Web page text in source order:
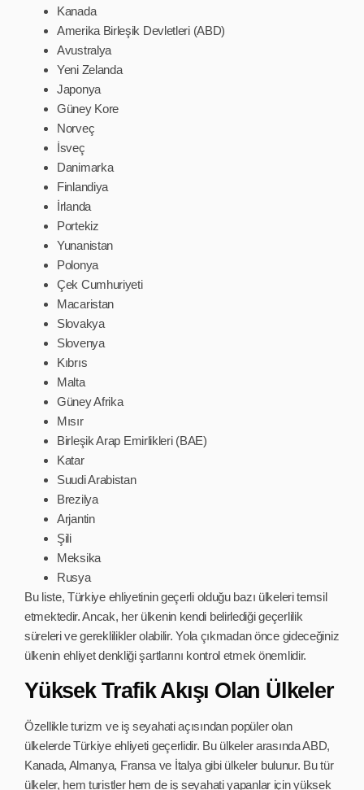
Kanada
Amerika Birleşik Devletleri (ABD)
Avustralya
Yeni Zelanda
Japonya
Güney Kore
Norveç
İsveç
Danimarka
Finlandiya
İrlanda
Portekiz
Yunanistan
Polonya
Çek Cumhuriyeti
Macaristan
Slovakya
Slovenya
Kıbrıs
Malta
Güney Afrika
Mısır
Birleşik Arap Emirlikleri (BAE)
Katar
Suudi Arabistan
Brezilya
Arjantin
Şili
Meksika
Rusya
Bu liste, Türkiye ehliyetinin geçerli olduğu bazı ülkeleri temsil
etmektedir. Ancak, her ülkenin kendi belirlediği geçerlilik
süreleri ve gereklilikler olabilir. Yola çıkmadan önce gideceğiniz
ülkenin ehliyet denkliği şartlarını kontrol etmek önemlidir.
Yüksek Trafik Akışı Olan Ülkeler
Özellikle turizm ve iş seyahati açısından popüler olan
ülkelerde Türkiye ehliyeti geçerlidir. Bu ülkeler arasında ABD,
Kanada, Almanya, Fransa ve İtalya gibi ülkeler bulunur. Bu tür
ülkeler, hem turistler hem de iş seyahati yapanlar için yüksek